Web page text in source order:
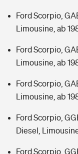
Ford Scorpio,
Limousine, ab
Ford Scorpio,
Limousine, ab
Ford Scorpio,
Limousine, ab
Ford Scorpio,
Diesel,
Ford Scorpio,